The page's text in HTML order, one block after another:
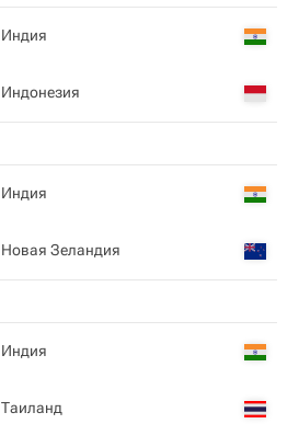
Индия
Индонезия
Индия
Новая Зеландия
Индия
Таиланд